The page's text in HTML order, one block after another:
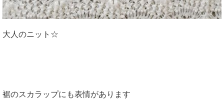
大人のニット☆
裾のスカラップにも表情があります